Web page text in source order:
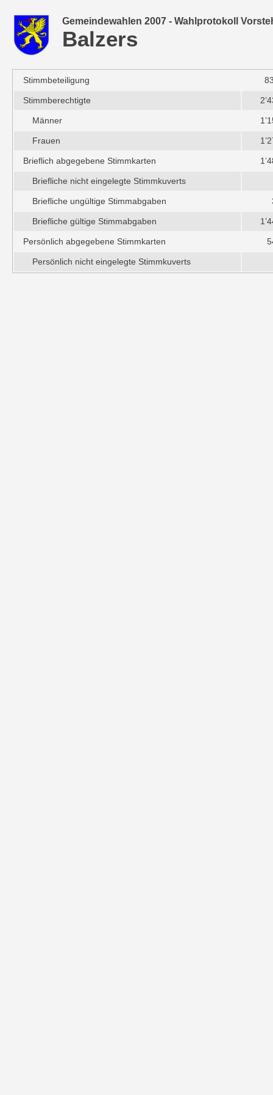
Gemeindewahlen 2007 - Wahlprotokoll
Balzers
Stimmbeteiligung
Stimmberechtigte
Männer
Frauen
Brieflich abgegebene Stimmkarten
Briefliche nicht eingelegte Stimmkuverts
Briefliche ungültige Stimmabgaben
Briefliche gültige Stimmabgaben
Persönlich abgegebene Stimmkarten
Persönlich nicht eingelegte Stimmkuverts